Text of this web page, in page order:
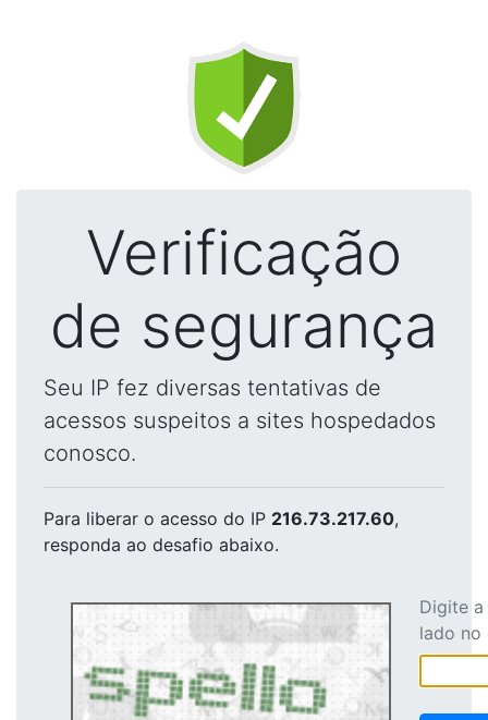
Verificação
de segurança
Seu IP fez diversas tentativas de
acessos suspeitos a sites hospedados
conosco.
Para liberar o acesso do IP 216.73.217.60,
responda ao desafio abaixo.
Digite
lado no